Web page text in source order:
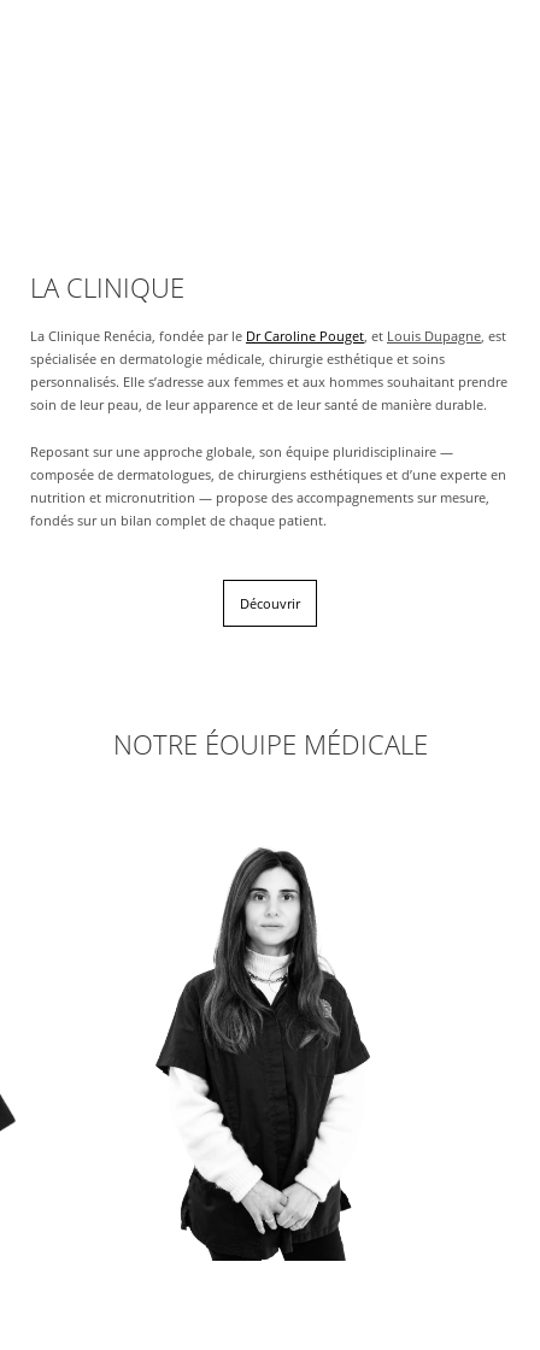
LA CLINIQUE
La Clinique Renécia, fondée par le Dr Caroline Pouget, et Louis Dupagne, est
spécialisée en dermatologie médicale, chirurgie esthétique et soins
personnalisés. Elle s’adresse aux femmes et aux hommes souhaitant prendre
soin de leur peau, de leur apparence et de leur santé de manière durable.
Reposant sur une approche globale, son équipe pluridisciplinaire —
composée de dermatologues, de chirurgiens esthétiques et d’une experte en
nutrition et micronutrition — propose des accompagnements sur mesure,
fondés sur un bilan complet de chaque patient.
Découvrir
NOTRE ÉQUIPE MÉDICALE